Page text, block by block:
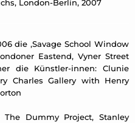
London-Berlin, 2007
die ,Savage School Window
Eastend, Vyner Street
die Künstler-innen: Clunie
Charles Gallery with Henry
The Dummy Project, Stanley